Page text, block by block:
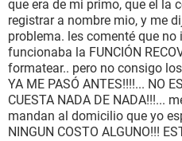
que era de mi primo, que el la
registrar a nombre mio, y me
problema. les comenté que
funcionaba la FUNCIÓN
formatear.. pero no consigo
YA ME PASÓ ANTES!!!!... NO
CUESTA NADA DE NADA!!!...
mandan al domicilio que yo
NINGUN COSTO ALGUNO!!!